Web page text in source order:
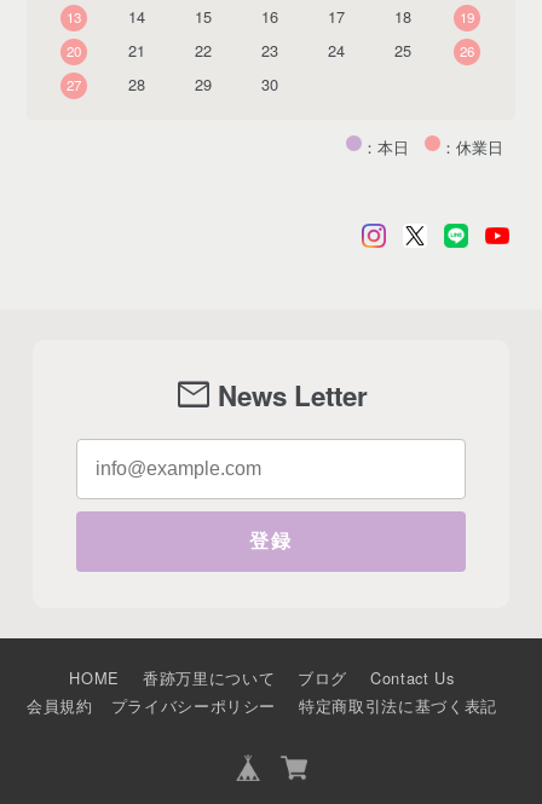
13
14 15 16 17 18
19
20
21 22 23 24 25
26
27
28 29 30
：本日 ：休業日
mail News Letter
登録
HOME 香跡万里について ブログ
Contact Us
会員規約
プライバシーポリシー 特定商取引法に基づく表記